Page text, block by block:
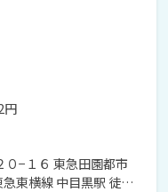
円
急田園都市